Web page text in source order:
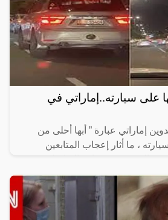
على سيارته..إماراتي في
إماراتي عبارة ” أبها أحلى من
، ما أثار إعجاب المتابعين